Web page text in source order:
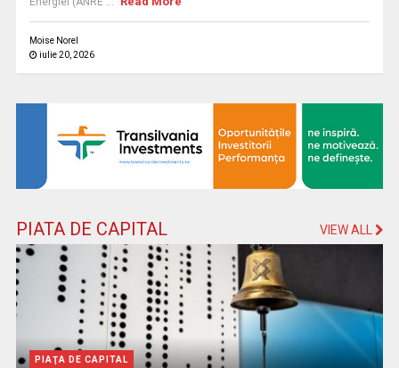
Moise Norel
iulie 20, 2026
PIATA DE CAPITAL VIEW ALL
PIAŢA DE CAPITAL